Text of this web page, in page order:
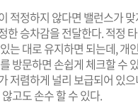
적정하지 않다면 밸런스가
한 승차감을 전달한다. 적정
는 대로 유지하면 되는데, 개
방문하면 손쉽게 체크할 수
저렴하게 널리 보급되어 있
고도 손수 할 수 있다.